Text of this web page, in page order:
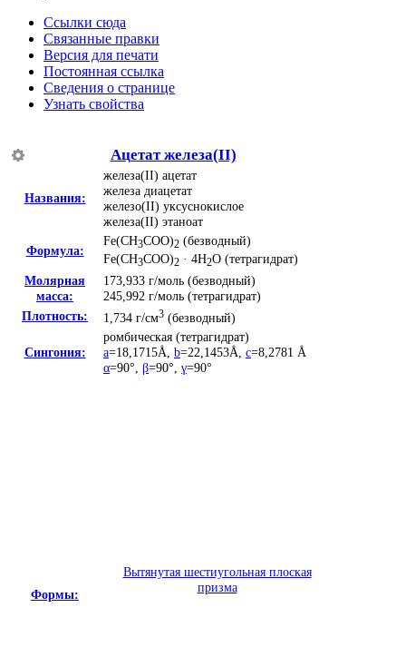
Ссылки сюда
Связанные правки
Версия для печати
Постоянная ссылка
Сведения о странице
Узнать свойства
Ацетат железа(II)
Названия:
железа(II) ацетат
железа диацетат
железо(II) уксуснокислое
железа(II) этаноат
Формула:
Fe(CH3COO)2 (безводный)
Fe(CH3COO)2 · 4H2O (тетрагидрат)
Молярная
масса:
173,933 г/моль (безводный)
245,992 г/моль (тетрагидрат)
Плотность:
1,734 г/см3 (безводный)
Сингония:
ромбическая (тетрагидрат)
a=18,1715Å b=22,1453Å c=8,2781 Å
α=90° β=90° γ=90°
Формы:
Вытянутая шестиугольная плоская
призма